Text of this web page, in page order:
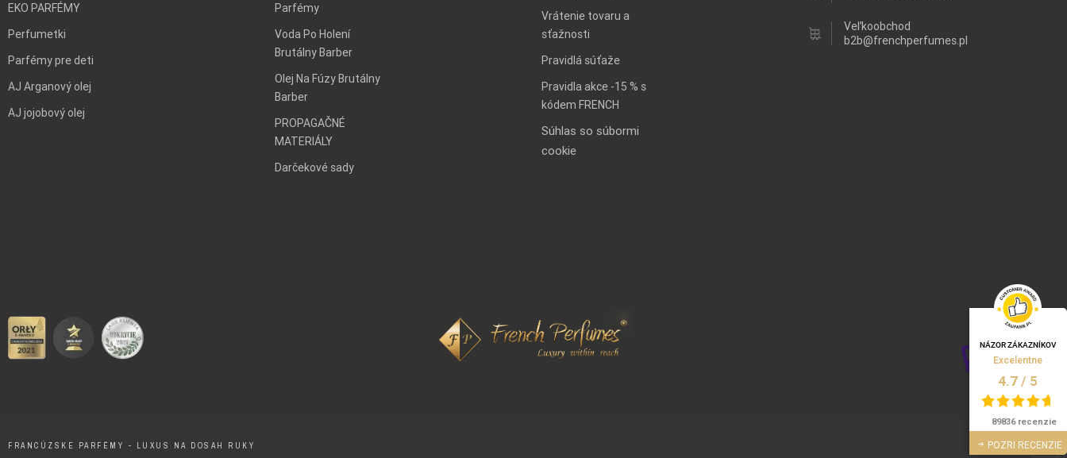
EKO PARFÉMY
Perfumetki
Parfémy pre deti
AJ Arganový olej
AJ jojobový olej
Parfémy
Voda Po Holení
Brutálny Barber
Olej Na Fúzy Brutálny
Barber
PROPAGAČNÉ
MATERIÁLY
Darčekové sady
Vrátenie tovaru a
sťažnosti
Pravidlá súťaže
Pravidla akce -15 % s
kódem FRENCH
Súhlas so súbormi
cookie
Veľkoobchod
b2b@frenchperfumes.pl
FRANCÚZSKE PARFÉMY - LUXUS NA DOSAH RUKY
NÁZOR ZÁKAZNÍKOV
Excelentne
4.7 / 5
89836 recenzie
POZRI RECENZIE